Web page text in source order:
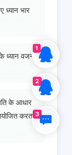
ध्यान भार
ध्यान वजन
के आधार
करता
1
2
3